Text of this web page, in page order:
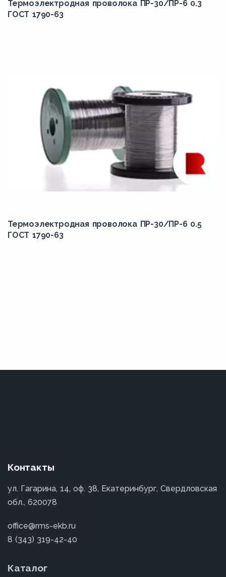
Термоэлектродная проволока ПР-30/ПР-6 0.3
ГОСТ 1790-63
Термоэлектродная проволока ПР-30/ПР-6 0.5
ГОСТ 1790-63
Контакты
ул. Гагарина, 14, оф. 38, Екатеринбург, Свердловская
обл., 620078
office@rms-ekb.ru
8 (343) 319-42-40
Каталог